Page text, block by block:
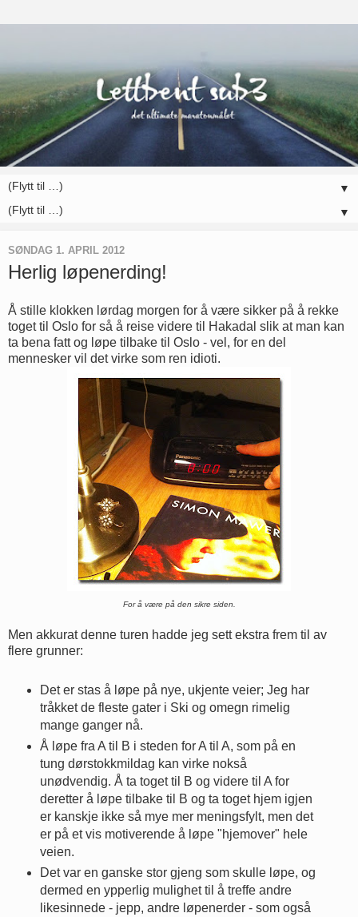
▼
▼
SØNDAG 1. APRIL 2012
Herlig løpenerding!
Å stille klokken lørdag morgen for å være sikker på å rekke
toget til Oslo for så å reise videre til Hakadal slik at man kan
ta bena fatt og løpe tilbake til Oslo - vel, for en del
mennesker vil det virke som ren idioti.
For å være på den sikre siden.
Men akkurat denne turen hadde jeg sett ekstra frem til av
flere grunner:
Det er stas å løpe på nye, ukjente veier; Jeg har
tråkket de fleste gater i Ski og omegn rimelig
mange ganger nå.
Å løpe fra A til B i steden for A til A, som på en
tung dørstokkmildag kan virke nokså
unødvendig. Å ta toget til B og videre til A for
deretter å løpe tilbake til B og ta toget hjem igjen
er kanskje ikke så mye mer meningsfylt, men det
er på et vis motiverende å løpe "hjemover" hele
veien.
Det var en ganske stor gjeng som skulle løpe, og
dermed en ypperlig mulighet til å treffe andre
likesinnede - jepp, andre løpenerder - som også